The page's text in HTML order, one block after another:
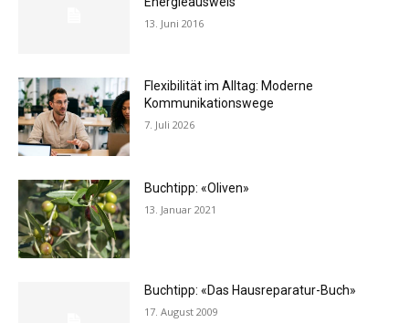
13. Juni 2016
Flexibilität im Alltag: Moderne
Kommunikationswege
7. Juli 2026
Buchtipp: «Oliven»
13. Januar 2021
Buchtipp: «Das Hausreparatur-Buch»
17. August 2009